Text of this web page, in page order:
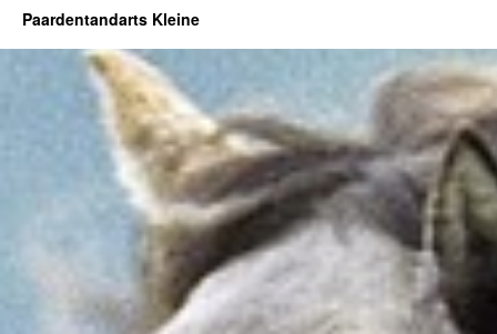
Paardentandarts Kleine